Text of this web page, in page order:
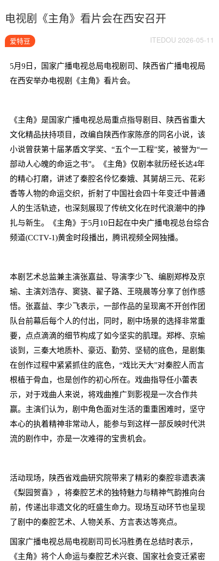
电视剧《主角》看片会在西安召开
爱特豆 ITEDOU 2026-05-11
5月9日，国家广播电视总局电视剧司、陕西省广播电视局
在西安举办电视剧《主角》看片会。
《主角》是国家广播电视总局重点指导剧目、陕西省重大
文化精品扶持项目，改编自陕西作家陈彦的同名小说，该
小说曾获第十届茅盾文学奖、“五个一工程”奖，被誉为“一
部动人心魄的命运之书”。《主角》仅剧本就历经长达4年
的精心打磨，讲述了秦腔名伶忆秦娥、其舅胡三元、花彩
香等人物的命运交织，折射了中国社会四十年变迁中普通
人的生活轨迹，也深刻展现了传统文化在时代浪潮中的挣
扎与新生。《主角》于5月10日起在中央广播电视总台综合
频道(CCTV-1)黄金时段播出，腾讯视频全网独播。
本剧艺术总监兼主演张嘉益、导演李少飞、编剧郑桦及京
瑜、主演刘浩存、窦骁、翟子路、王晓晨等分享了创作感
悟。张嘉益、李少飞表示，一部作品的呈现离不开创作团
队台前幕后每个人的付出，同时，剧中场景的选择非常重
要，点点滴滴的细节构成了如今坚实的肌理。郑桦、京瑜
谈到，三秦大地质朴、豪迈、勤劳、坚韧的底色，是剧集
在创作过程中紧紧抓住的底色，“戏比天大”对秦腔人而言
根植于骨血，也是创作的初心所在。戏曲指导任小蕾表
示，对于戏曲人来说，将戏曲推广到影视是一次合作共
赢。主演们认为，剧中角色面对生活的重重困难时，坚守
本心的执着精神非常动人，能参与到这样一部反映时代洪
流的剧作中，亦是一次难得的宝贵机会。
活动现场，陕西省戏曲研究院带来了精彩的秦腔非遗表演
《梨园贺喜》，将秦腔艺术的独特魅力与精神气韵推向台
前，传递出非遗文化的旺盛生命力。现场互动环节也呈现
了剧中的秦腔艺术、人物关系、方言表达等亮点。
国家广播电视总局电视剧司司长冯胜勇在总结时表示，
《主角》将个人命运与秦腔艺术兴衰、国家社会变迁紧密